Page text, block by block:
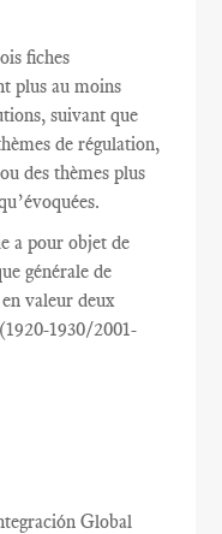
fiches
plus au moins
suivant que
de régulation,
des thèmes plus
a pour objet de
générale de
valeur deux
1930/2001-
Global